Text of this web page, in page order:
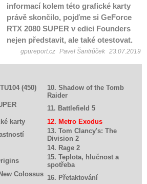
informací kolem této grafické karty
právě skončilo, pojďme si GeForce
RTX 2080 SUPER v edici Founders
nejen představit, ale také otestovat.
gpureport.cz Pavel Šantrůček 23.07.2019
(450)
10. Shadow of the Tomb
Raider
11. Battlefield 5
karty
12. Metro Exodus
13. Tom Clancy's: The
Division 2
14. Rage 2
15. Teplota, hlučnost a
spotřeba
Colossus 16. Přetaktování